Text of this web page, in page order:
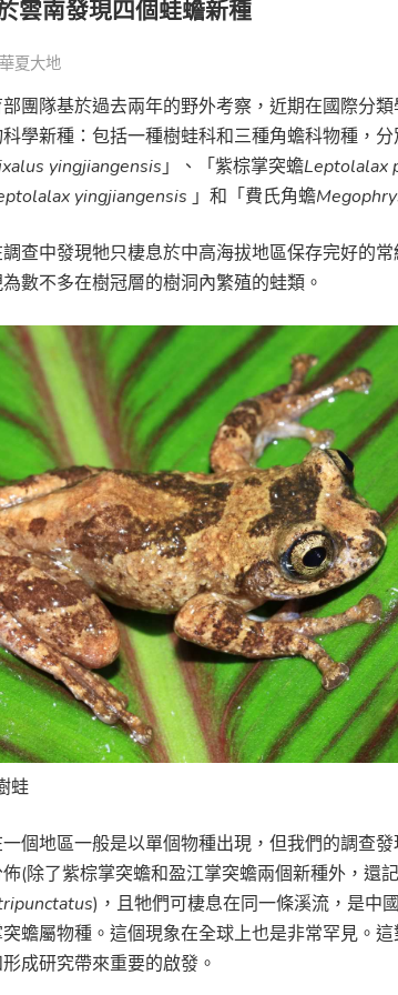
雲南發現四個蛙蟾新種
華夏大地
團隊基於過去兩年的野外考察，近期在國際分
學新種：包括一種樹蛙科和三種角蟾科物種，
yingjiangensis 」、「紫棕掌突蟾Leptolalax
yingjiangensis 」和「費氏角蟾
查中發現牠只棲息於中高海拔地區保存完好的
數不多在樹冠層的樹洞內繁殖的蛙類。
蛙
個地區一般是以單個物種出現，但我們的調查
(除了紫棕掌突蟾和盈江掌突蟾兩個新種外，還
)，且牠們可棲息在同一條溪流，是中
蟾屬物種。這個現象在全球上也是非常罕見。
成研究帶來重要的啟發。